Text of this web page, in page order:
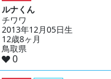
ルナくん
チワワ
2013年12月05日生
12歳8ヶ月
鳥取県
0